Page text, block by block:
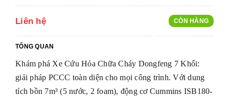
Liên hệ CÒN HÀNG
TỔNG QUAN
Khám phá Xe Cứu Hỏa Chữa Cháy Dongfeng 7 Khối:
giải pháp PCCC toàn diện cho mọi công trình. Với dung
tích bồn 7m³ (5 nước, 2 foam), động cơ Cummins ISB180-